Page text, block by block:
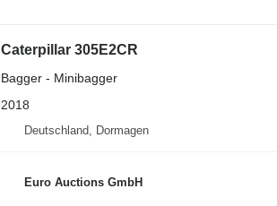
Caterpillar 305E2CR
Bagger - Minibagger
2018
Deutschland, Dormagen
Euro Auctions GmbH